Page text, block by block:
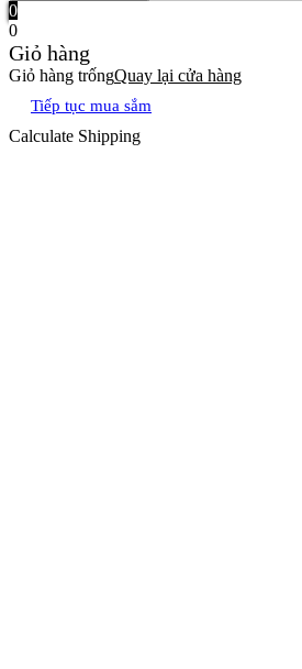
0
0
Giỏ hàng
Giỏ hàng trốngQuay lại cửa hàng
Tiếp tục mua sắm
Calculate Shipping